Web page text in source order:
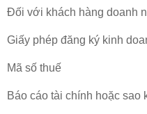
Đối với khách hàng doanh
Giấy phép đăng ký kinh
Mã số thuế
Báo cáo tài chính hoặc sao